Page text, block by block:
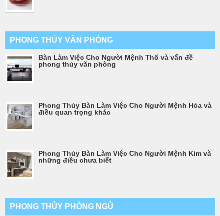
PHONG THỦY VĂN PHÒNG
Bàn Làm Việc Cho Người Mệnh Thổ và vấn đề
phong thủy văn phòng
Phong Thủy Bàn Làm Việc Cho Người Mệnh Hỏa và
điều quan trọng khác
Phong Thủy Bàn Làm Việc Cho Người Mệnh Kim và
những điều chưa biết
PHONG THỦY PHÒNG NGỦ